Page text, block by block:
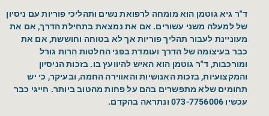
ד"ר גיא גוטמן הוא מומחה לרפואת נשים ותהליכי פוריות עם ניסיון
של למעלה משני עשורים. אם את נמצאת בתחילת הדרך, אם את
מעוניינת לעבור תהליך פוריות אך לא בטוחה וחוששת, אם את
כבר בעיצומה של הדרך ועומדת בפני החלטות הרות גורל
ומורכבות, ד"ר גוטמן הוא האיש להיוועץ בו. בזכות הניסיון
והמקצועיות, בזכות האנושיות והאווירה החמה, ובעיקר, כי יש
תחומים שלא מתפשרים בהם על פחות מהטוב ביותר. חייגי כבר
עכשיו 073-7756006 ונתראה בהקדם.